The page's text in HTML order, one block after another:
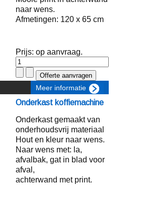
naar wens.
Afmetingen: 120 x 65 cm
Prijs: op aanvraag.
Meer informatie
Onderkast koffiemachine
Onderkast gemaakt van
onderhoudsvrij materiaal
Hout en kleur naar wens.
Naar wens met: la,
afvalbak, gat in blad voor
afval,
achterwand met print.